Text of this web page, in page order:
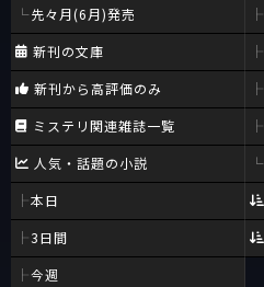
先々月(6月)発売
新刊の文庫
新刊から高評価のみ
ミステリ関連雑誌一覧
人気・話題の小説
本日
3日間
今週